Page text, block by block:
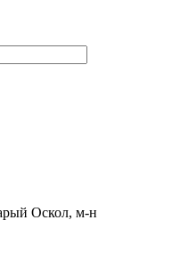
Оскол, м-н